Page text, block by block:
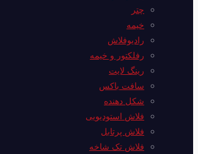
چتر
خیمه
رادیوفلاش
رفلکتور و خیمه
رینگ لایت
سافت باکس
شکل دهنده
فلاش استودیویی
فلاش پرتابل
فلاش‌ تک شاخه